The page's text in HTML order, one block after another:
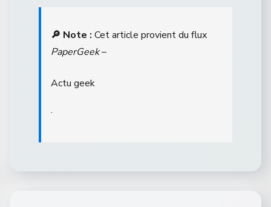
🔎 Note : Cet article provient du flux
PaperGeek–
Actu geek
.